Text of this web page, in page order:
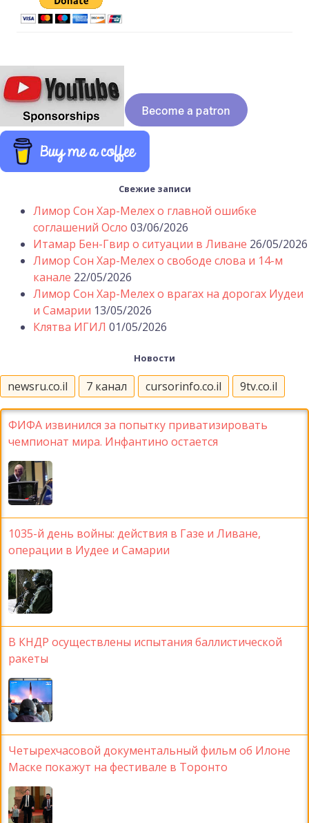
Свежие записи
Лимор Сон Хар-Мелех о главной ошибке
соглашений Осло 03/06/2026
Итамар Бен-Гвир о ситуации в Ливане 26/05/2026
Лимор Сон Хар-Мелех о свободе слова и 14-м
канале 22/05/2026
Лимор Сон Хар-Мелех о врагах на дорогах Иудеи
и Самарии 13/05/2026
Клятва ИГИЛ 01/05/2026
Новости
newsru.co.il 7 канал cursorinfo.co.il 9tv.co.il
ФИФА извинился за попытку приватизировать
чемпионат мира. Инфантино остается
1035-й день войны: действия в Газе и Ливане,
операции в Иудее и Самарии
В КНДР осуществлены испытания баллистической
ракеты
Четырехчасовой документальный фильм об Илоне
Маске покажут на фестивале в Торонто